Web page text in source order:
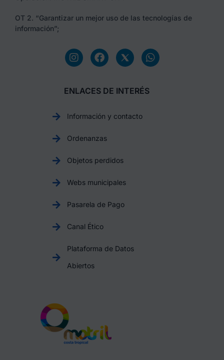
OT 2. “Garantizar un mejor uso de las tecnologías de
información”;
ENLACES DE INTERÉS
Información y contacto
Ordenanzas
Objetos perdidos
Webs municipales
Pasarela de Pago
Canal Ético
Plataforma de Datos
Abiertos